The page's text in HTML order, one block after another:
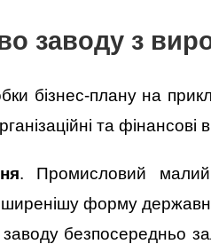
заводу з
бізнес-плану на
та фінансові
. Промисловий
форму
безпосередньо